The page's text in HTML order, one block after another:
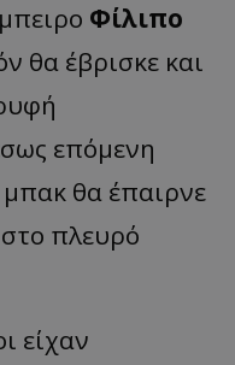
Φίλιπο
θα έβρισκε και
επόμενη
θα έπαιρνε
πλευρό
είχαν